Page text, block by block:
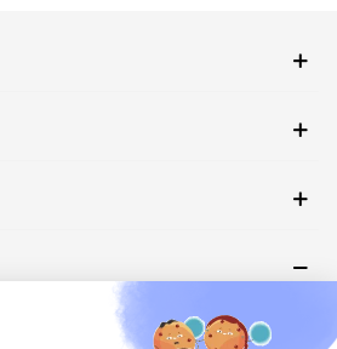
à notre Newsletter et recevez en
promotions et actualités.